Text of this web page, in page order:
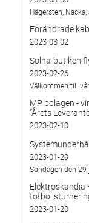
Hägersten,
Förändrade
2023-03-02
Solna-butiken
2023-02-26
Välkommen till
MP bolagen -
”Årets
2023-02-10
2023-01-29
Söndagen den
Elektroskandia
2023-01-20